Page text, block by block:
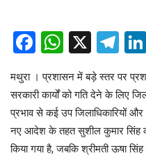
Facebook
X
मथुरा । प्रशासन में बड़े स्तर पर
सरकारी कार्यों को गति देने के लिए
प्रभाव से कई उप जिलाधिकारियों
नए आदेश के तहत सुशील कुमार सिंह को
किया गया है, जबकि श्रीमती ऊषा